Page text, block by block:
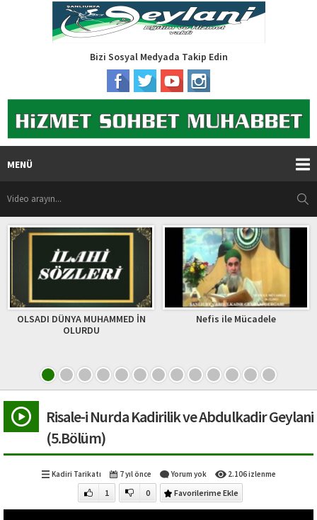
Bizi Sosyal Medyada Takip Edin
MENÜ
MUHAMMED İN
Nefis ile Mücadele
Risale-i Nurda Kadirilik ve Abdulkadir Geylani
(5.Bölüm)
Kadiri Tarikatı 7 yıl önce Yorum yok 2.106 izlenme
1 0 Favorilerime Ekle